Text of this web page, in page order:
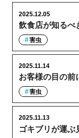
飲食店が知るべ
2025.12.05
害虫
お客様の目の前
2025.11.14
害虫
ゴキブリが運ぶ
2025.11.13